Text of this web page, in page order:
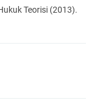
Teorisi (2013).